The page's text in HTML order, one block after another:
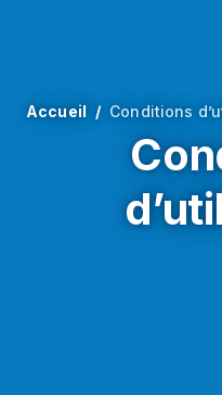
Accueil Conditions